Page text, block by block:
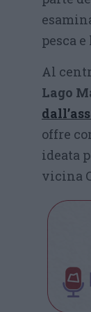
pesca
Al
Lago
offre
ideata
vicina